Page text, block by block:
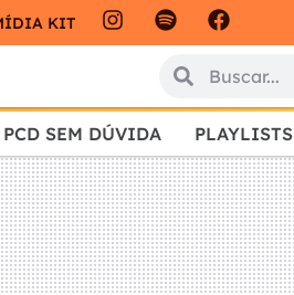
KIT
PCD SEM DÚVIDA PLAYLISTS